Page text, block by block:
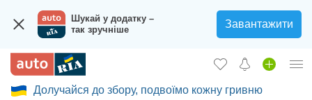
Шукай у додатку –
так зручніше
Завантажити
Увійти в кабінет
Долучайся до збору, подвоїмо кожну гривню